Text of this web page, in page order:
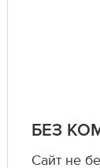
БЕЗ
Сайт не